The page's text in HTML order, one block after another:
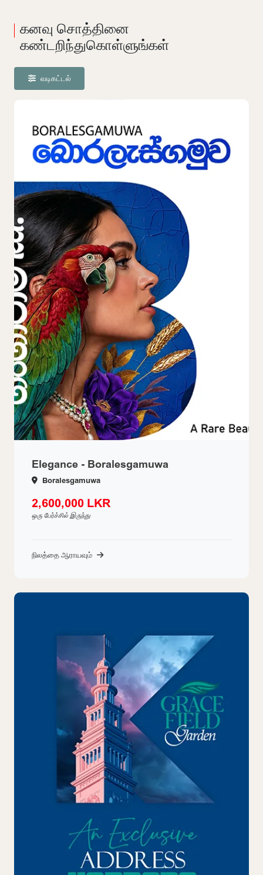
கனவு சொத்தினை
கண்டறிந்துகொள்ளுங்கள்
வடிகட்டல்
Elegance - Boralesgamuwa
Boralesgamuwa
2,600,000 LKR
ஒரு பேர்ச்சில் இருந்து
நிலத்தை ஆராயவும்